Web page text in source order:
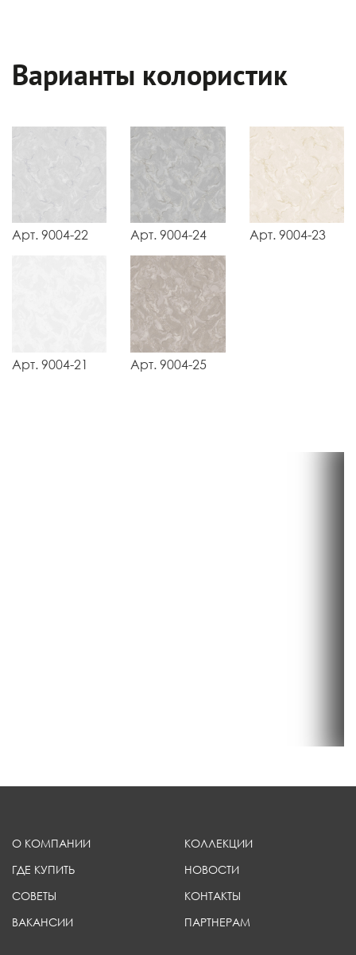
Варианты колористик
Арт. 9004-22 Арт. 9004-24 Арт. 9004-23
Арт. 9004-21 Арт. 9004-25
О КОМПАНИИ
КОЛЛЕКЦИИ
ГДЕ КУПИТЬ
НОВОСТИ
СОВЕТЫ
КОНТАКТЫ
ВАКАНСИИ
ПАРТНЕРАМ